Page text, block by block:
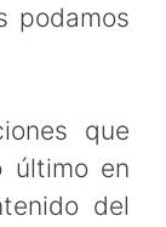
podamos
que
último en
del